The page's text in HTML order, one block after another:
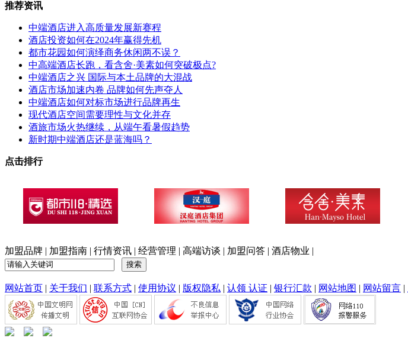
推荐资讯
中端酒店进入高质量发展新赛程
酒店投资如何在2024年赢得先机
都市花园如何演绎商务休闲两不误？
中高端酒店长跑，看含舍·美素如何突破极点?
中端酒店之兴 国际与本土品牌的大混战
酒店市场加速内卷 品牌如何先声夺人
中端酒店如何对标市场进行品牌再生
现代酒店空间需要理性与文化并存
酒旅市场火热继续，从端午看暑假趋势
新时期中端酒店还是蓝海吗？
点击排行
加盟品牌 | 加盟指南 | 行情资讯 | 经营管理 | 高端访谈 | 加盟问答 | 酒店物业 |
网站首页 | 关于我们 | 联系方式 | 使用协议 | 版权隐私 | 认领 认证 | 银行汇款 | 网站地图 | 网站留言 |